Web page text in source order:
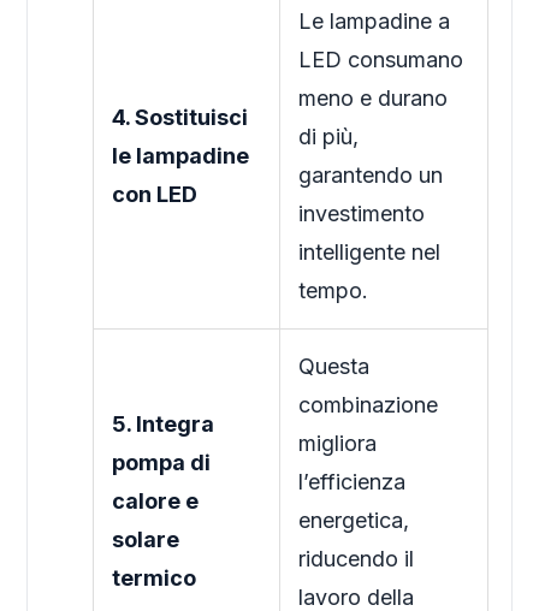
4. Sostituisci
le lampadine
con LED
Le lampadine a
LED consumano
meno e durano
di più,
garantendo un
investimento
intelligente nel
tempo.
5. Integra
pompa di
calore e
solare
termico
Questa
combinazione
migliora
l’efficienza
energetica,
riducendo il
lavoro della